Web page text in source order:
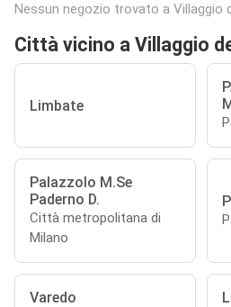
Nessun negozio trovato a Villaggio
Città vicino a Villaggio
Limbate
Palazzolo M.Se
Paderno D.
Città metropolitana di
Milano
Varedo